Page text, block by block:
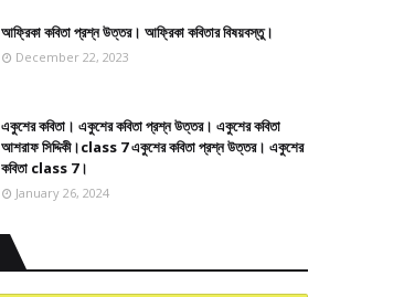
আফ্রিকা কবিতা প্রশ্ন উত্তর। আফ্রিকা কবিতার বিষয়বস্তু।
December 22, 2023
একুশের কবিতা। একুশের কবিতা প্রশ্ন উত্তর। একুশের কবিতা
আশরাফ সিদ্দিকী।class 7 একুশের কবিতা প্রশ্ন উত্তর। একুশের
কবিতা class 7।
January 26, 2024